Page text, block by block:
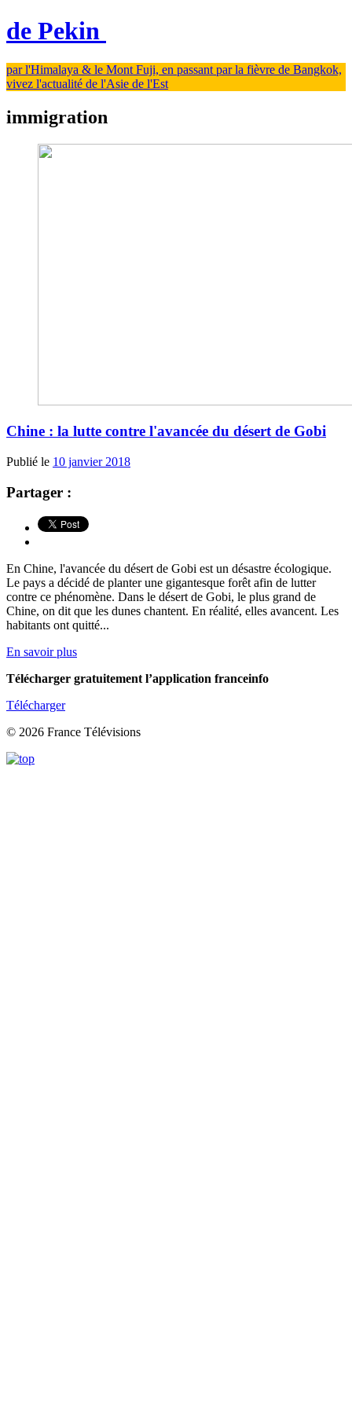
de Pekin
par l'Himalaya & le Mont Fuji, en passant par la fièvre de Bangkok,
vivez l'actualité de l'Asie de l'Est
immigration
Chine : la lutte contre l'avancée du désert de Gobi
Publié le 10 janvier 2018
Partager :
En Chine, l'avancée du désert de Gobi est un désastre écologique.
Le pays a décidé de planter une gigantesque forêt afin de lutter
contre ce phénomène. Dans le désert de Gobi, le plus grand de
Chine, on dit que les dunes chantent. En réalité, elles avancent. Les
habitants ont quitté...
En savoir plus
Télécharger gratuitement l’application franceinfo
Télécharger
© 2026 France Télévisions